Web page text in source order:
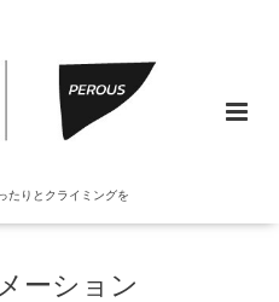
たりとクライミングを
ーション